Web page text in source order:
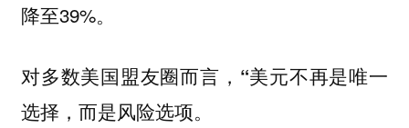
降至39%。
对多数美国盟友圈而言，“美元不再是唯一
选择，而是风险选项。